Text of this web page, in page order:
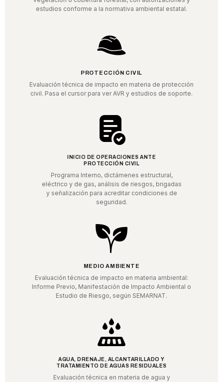
estudios conforme a la normativa ambiental estatal.
PROTECCIÓN CIVIL
Evaluación técnica de impacto en materia de protección
civil. Pasa el cursor para ver AVR y estudios de soporte.
INICIO DE OPERACIONES ANTE
PROTECCIÓN CIVIL
Programa Interno, dictámenes estructural,
eléctrico y de gas, análisis de riesgos, brigadas
y señalización para acreditar condiciones de
seguridad.
MEDIO AMBIENTE
Evaluación técnica de impacto en materia ambiental:
Informe Previo, Manifestación de Impacto Ambiental o
Estudio de Riesgo, según SEMARNAT.
AGUA, DRENAJE, ALCANTARILLADO Y
TRATAMIENTO DE AGUAS RESIDUALES
Evaluación técnica en materia de agua y